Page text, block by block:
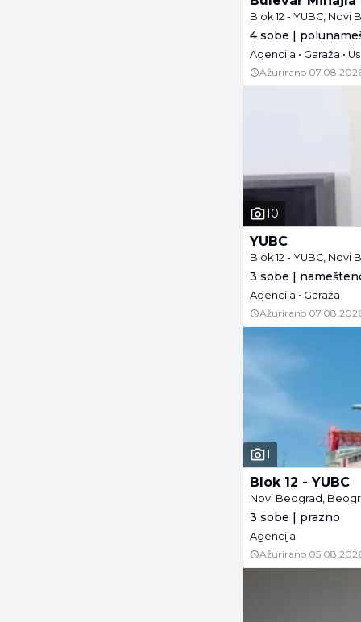
Blok 12 - YUBC,
4 sobe |
Agencija • Garaža •
Ažurirano
10
YUBC
Blok 12 - YUBC,
3 sobe |
Agencija • Garaža
Ažurirano
1
Blok 12 - YUBC
Novi Beograd,
3 sobe | prazno
Agencija
Ažurirano